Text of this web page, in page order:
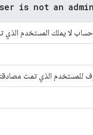
is not an
لا يملك المستخدم الذي
للمستخدم الذي تمت